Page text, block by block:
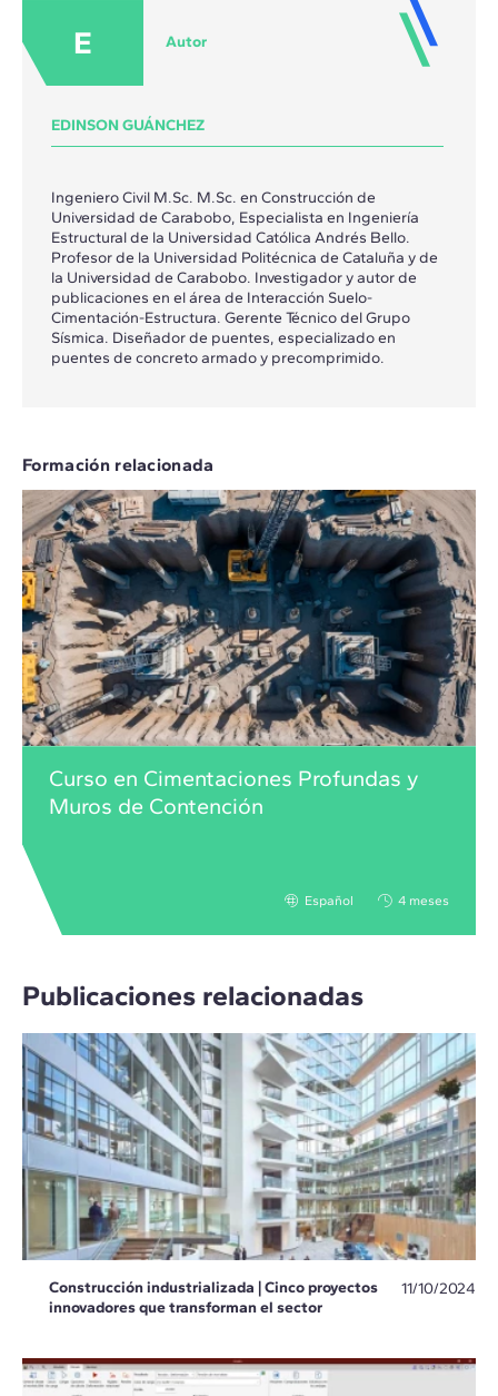
E Autor
EDINSON GUÁNCHEZ
Ingeniero Civil M.Sc. M.Sc. en Construcción de
Universidad de Carabobo, Especialista en Ingeniería
Estructural de la Universidad Católica Andrés Bello.
Profesor de la Universidad Politécnica de Cataluña y de
la Universidad de Carabobo. Investigador y autor de
publicaciones en el área de Interacción Suelo-
Cimentación-Estructura. Gerente Técnico del Grupo
Sísmica. Diseñador de puentes, especializado en
puentes de concreto armado y precomprimido.
Formación relacionada
Curso en Cimentaciones Profundas y
Muros de Contención
Español 4 meses
Publicaciones relacionadas
Construcción industrializada | Cinco proyectos
innovadores que transforman el sector
11/10/2024